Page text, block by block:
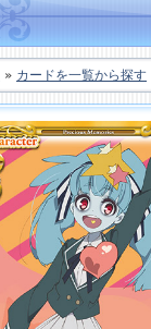
» カードを一覧から探す